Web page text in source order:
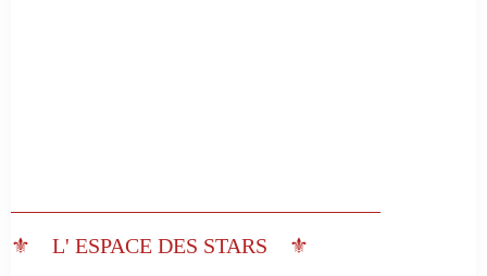
⚜️ L' ESPACE DES STARS ⚜️